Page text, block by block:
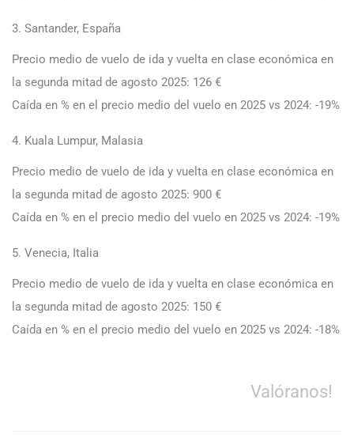
3. Santander, España
Precio medio de vuelo de ida y vuelta en clase económica en
la segunda mitad de agosto 2025: 126 €
Caída en % en el precio medio del vuelo en 2025 vs 2024: -19%
4. Kuala Lumpur, Malasia
Precio medio de vuelo de ida y vuelta en clase económica en
la segunda mitad de agosto 2025: 900 €
Caída en % en el precio medio del vuelo en 2025 vs 2024: -19%
5. Venecia, Italia
Precio medio de vuelo de ida y vuelta en clase económica en
la segunda mitad de agosto 2025: 150 €
Caída en % en el precio medio del vuelo en 2025 vs 2024: -18%
Valóranos!